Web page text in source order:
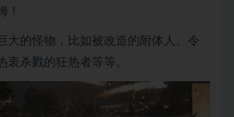
！
大的怪物，比如被改造的附体人、令
衷杀戮的狂热者等等。